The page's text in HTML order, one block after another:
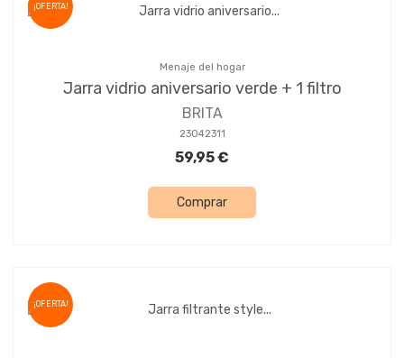
¡OFERTA!
Menaje del hogar
Jarra vidrio aniversario verde + 1 filtro
BRITA
23042311
59,95 €
Comprar
¡OFERTA!